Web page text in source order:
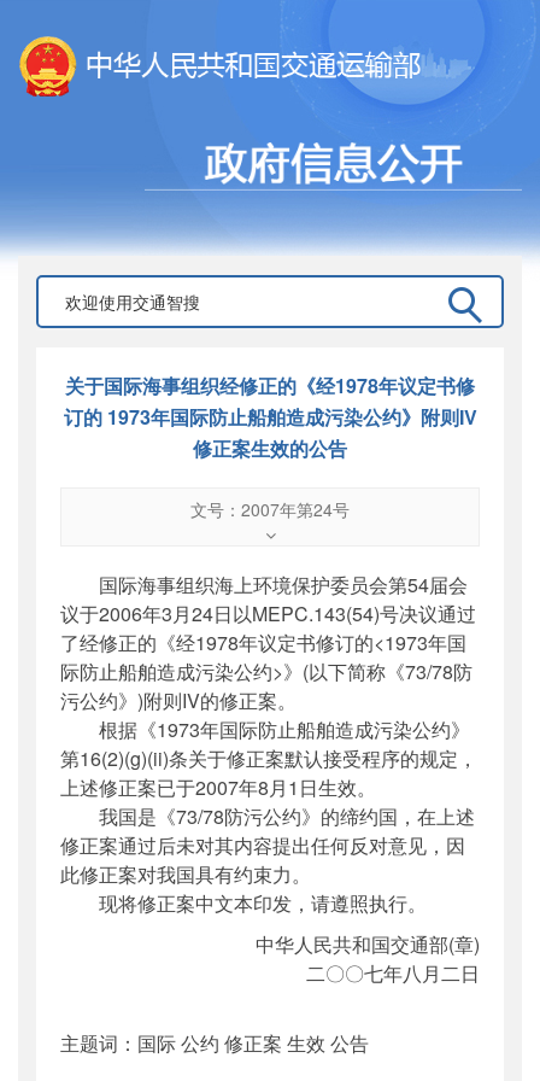
关于国际海事组织经修正的《经1978年议定书修
订的 1973年国际防止船舶造成污染公约》附则IV
修正案生效的公告
文号：2007年第24号
2007年第24号
公开日期：2007年08月27日
主题词 ： 国际;公约;修正案;生效;公告;船舶；
污染
机构分类：国际合作司
主题分类：其他
公文类型：其他
国际海事组织海上环境保护委员会第54届会
议于2006年3月24日以MEPC.143(54)号决议通过
了经修正的《经1978年议定书修订的<1973年国
际防止船舶造成污染公约>》(以下简称《73/78防
污公约》)附则IV的修正案。
根据《1973年国际防止船舶造成污染公约》
第16(2)(g)(ii)条关于修正案默认接受程序的规定，
上述修正案已于2007年8月1日生效。
我国是《73/78防污公约》的缔约国，在上述
修正案通过后未对其内容提出任何反对意见，因
此修正案对我国具有约束力。
现将修正案中文本印发，请遵照执行。
中华人民共和国交通部(章)
二〇〇七年八月二日
主题词：国际 公约 修正案 生效 公告